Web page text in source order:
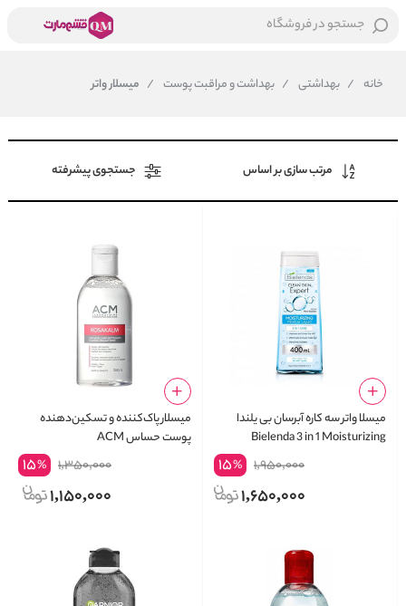
جستجو در فروشگاه
خانه / بهداشتی / بهداشت و مراقبت پوست / میسلار واتر
مرتب سازی بر اساس جستجوی پیشرفته
میسلا واتر سه کاره آبرسان بی یلندا
Bielenda 3 in 1 Moisturizing
1,950,000
15%
1,650,000
میسلار پاک‌کننده و تسکین‌دهنده
پوست حساس ACM
1,350,000
15%
1,150,000